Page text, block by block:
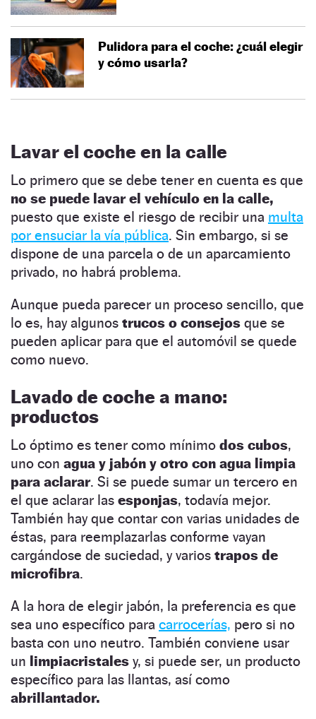
Pulidora para el coche: ¿cuál elegir
y cómo usarla?
Lavar el coche en la calle
Lo primero que se debe tener en cuenta es que
no se puede lavar el vehículo en la calle,
puesto que existe el riesgo de recibir una multa
por ensuciar la vía pública. Sin embargo, si se
dispone de una parcela o de un aparcamiento
privado, no habrá problema.
Aunque pueda parecer un proceso sencillo, que
lo es, hay algunos trucos o consejos que se
pueden aplicar para que el automóvil se quede
como nuevo.
Lavado de coche a mano:
productos
Lo óptimo es tener como mínimo dos cubos,
uno con agua y jabón y otro con agua limpia
para aclarar. Si se puede sumar un tercero en
el que aclarar las esponjas, todavía mejor.
También hay que contar con varias unidades de
éstas, para reemplazarlas conforme vayan
cargándose de suciedad, y varios trapos de
microfibra.
A la hora de elegir jabón, la preferencia es que
sea uno específico para carrocerías, pero si no
basta con uno neutro. También conviene usar
un limpiacristales y, si puede ser, un producto
específico para las llantas, así como
abrillantador.